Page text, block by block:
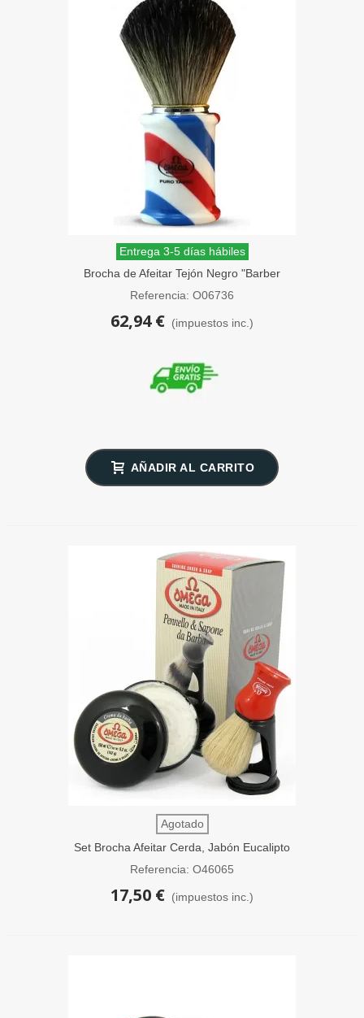
Entrega 3-5 días hábiles
Brocha de Afeitar Tejón Negro "Barber
Pole" Omega
Referencia: O06736
62,94 € (impuestos inc.)
AÑADIR AL CARRITO
Agotado
Set Brocha Afeitar Cerda, Jabón Eucalipto
y Soporte Omega
Referencia: O46065
17,50 € (impuestos inc.)